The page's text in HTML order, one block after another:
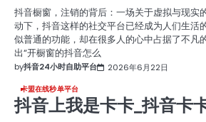
抖音橱窗，注销的背后：一场关于虚拟与现实
动下，抖音这样的社交平台已经成为人们生活
似普通的功能，却在很多人的心中占据了不凡
出“开橱窗的抖音怎么
by抖音24小时自助平台 2026年6月22日
卡盟在线秒单平台
抖音上我是卡卡_抖音卡